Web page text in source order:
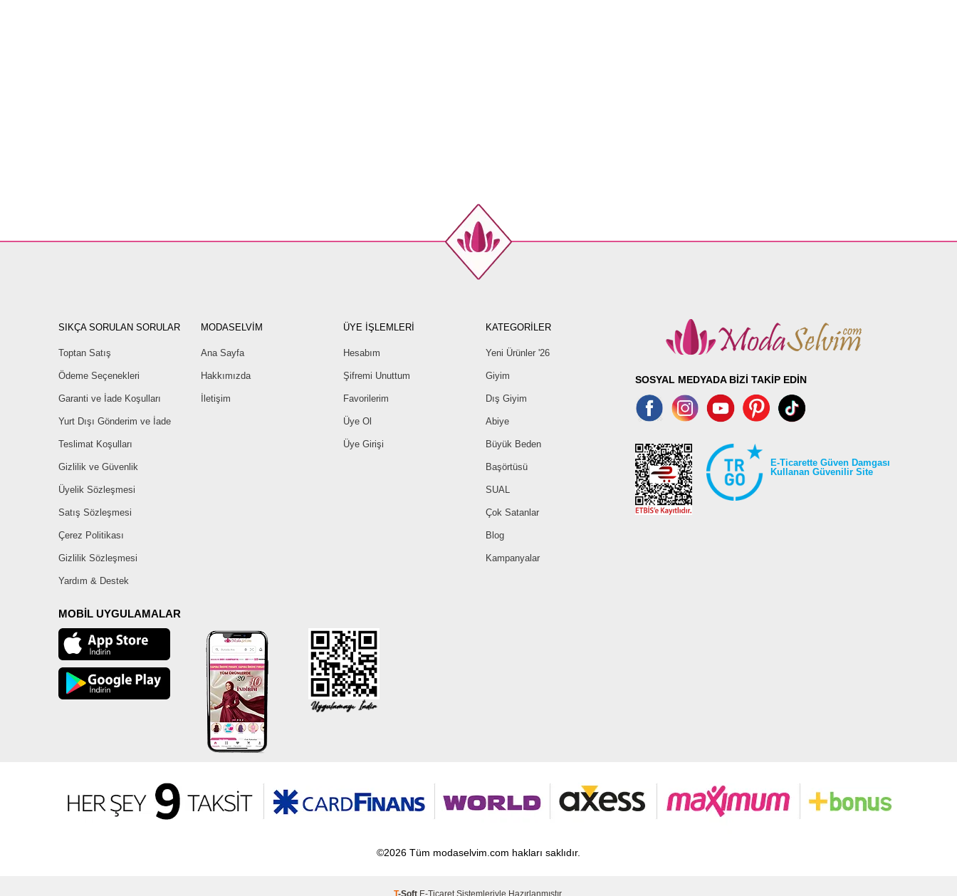
SIKÇA SORULAN SORULAR
Toptan Satış
Ödeme Seçenekleri
Garanti ve İade Koşulları
Yurt Dışı Gönderim ve İade
Teslimat Koşulları
Gizlilik ve Güvenlik
Üyelik Sözleşmesi
Satış Sözleşmesi
Çerez Politikası
Gizlilik Sözleşmesi
Yardım & Destek
MODASELVİM
Ana Sayfa
Hakkımızda
İletişim
ÜYE İŞLEMLERİ
Hesabım
Şifremi Unuttum
Favorilerim
Üye Ol
Üye Girişi
KATEGORİLER
Yeni Ürünler '26
Giyim
Dış Giyim
Abiye
Büyük Beden
Başörtüsü
SUAL
Çok Satanlar
Blog
Kampanyalar
MOBİL UYGULAMALAR
SOSYAL MEDYADA BİZİ TAKİP EDİN
E-Ticarette Güven Damgası
Kullanan Güvenilir Site
©2026 Tüm modaselvim.com hakları saklıdır.
T-Soft E-Ticaret Sistemleriyle Hazırlanmıştır.